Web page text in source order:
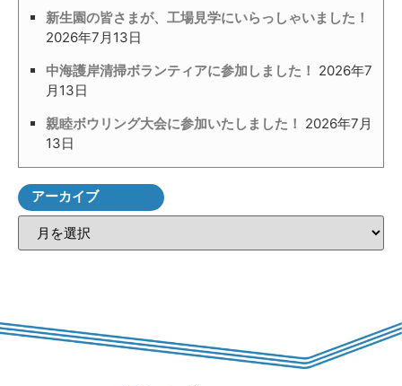
新生園の皆さまが、工場見学にいらっしゃいました！
2026年7月13日
中海護岸清掃ボランティアに参加しました！ 2026年7
月13日
親睦ボウリング大会に参加いたしました！ 2026年7月
13日
アーカイブ